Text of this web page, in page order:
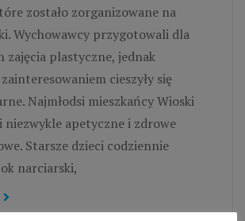
zostało zorganizowane na
Wychowawcy przygotowali dla
zajęcia plastyczne, jednak
cieszyły się
Najmłodsi mieszkańcy Wioski
apetyczne i zdrowe
Starsze dzieci codziennie
narciarski,